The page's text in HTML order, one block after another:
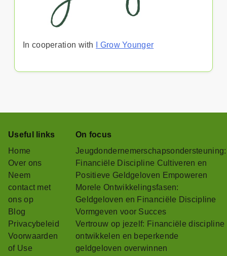
In cooperation with I Grow Younger
Useful links
Home
Over ons
Neem
contact met
ons op
Blog
Privacybeleid
Voorwaarden
of Use
On focus
Jeugdondernemerschapsondersteuning:
Financiële Discipline Cultiveren en
Positieve Geldgeloven Empoweren
Morele Ontwikkelingsfasen:
Geldgeloven en Financiële Discipline
Vormgeven voor Succes
Vertrouw op jezelf: Financiële discipline
ontwikkelen en beperkende
geldgeloven overwinnen